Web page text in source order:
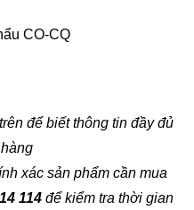
CO-CQ
để biết thông tin đầy đủ
xác sản phẩm cần mua
114 để kiểm tra thời gian